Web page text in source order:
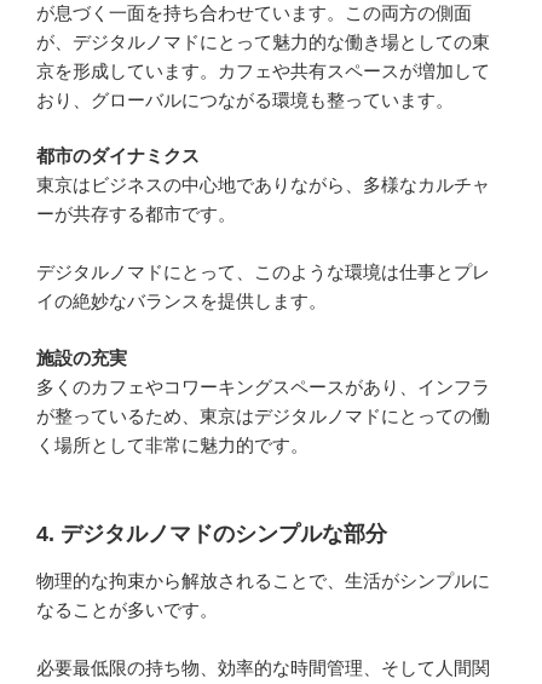
が息づく一面を持ち合わせています。この両方の側面
が、デジタルノマドにとって魅力的な働き場としての東
京を形成しています。カフェや共有スペースが増加して
おり、グローバルにつながる環境も整っています。
都市のダイナミクス
東京はビジネスの中心地でありながら、多様なカルチャ
ーが共存する都市です。
デジタルノマドにとって、このような環境は仕事とプレ
イの絶妙なバランスを提供します。
施設の充実
多くのカフェやコワーキングスペースがあり、インフラ
が整っているため、東京はデジタルノマドにとっての働
く場所として非常に魅力的です。
4. デジタルノマドのシンプルな部分
物理的な拘束から解放されることで、生活がシンプルに
なることが多いです。
必要最低限の持ち物、効率的な時間管理、そして人間関